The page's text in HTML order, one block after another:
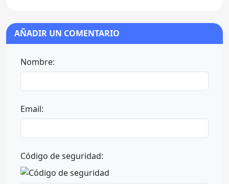
AÑADIR UN COMENTARIO
Nombre:
Email:
Código de seguridad: